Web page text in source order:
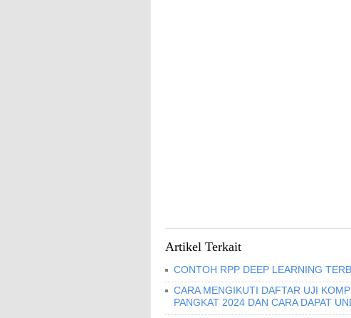
Artikel Terkait
CONTOH RPP DEEP LEARNING
CARA MENGIKUTI DAFTAR UJI
PANGKAT 2024 DAN CARA DAPAT